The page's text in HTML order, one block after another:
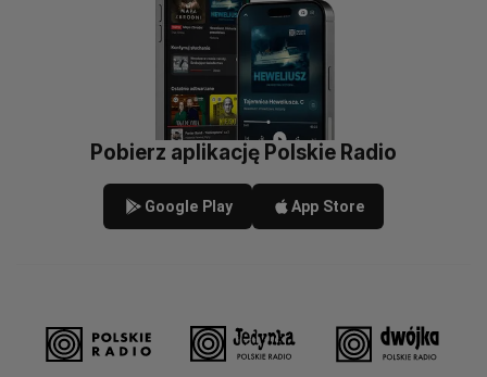
Pobierz aplikację Polskie Radio
Google Play App Store